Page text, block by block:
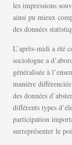
les impressions
ainsi pu mieux
des données
L’après-midi a été
sociologue a
généralisée à
manière
des données
différents types
participation
surreprésenter le